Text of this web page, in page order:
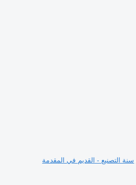
سنة التصنيع - القديم في المقدمة